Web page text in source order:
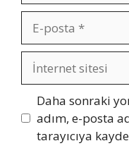
posta
İnternet
sitesi
Daha sonraki
adım, e-posta
tarayıcıya